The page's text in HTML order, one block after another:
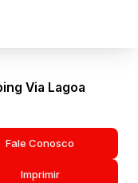
Via Lagoa
Fale Conosco
Imprimir